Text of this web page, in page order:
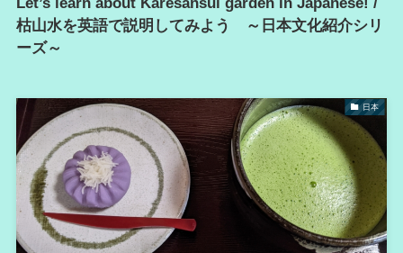
枯山水を英語で説明してみよう ～日本文化紹介シリ
ーズ～
日本